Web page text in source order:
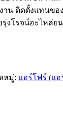
าน ติดตั้งแทนขอ
งโรจน์อะไหล่ย
หมู่: แอร์โฟร์ (แอ